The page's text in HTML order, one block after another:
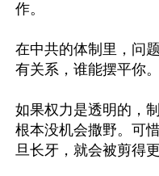
作。
在中共的体制里，问
有关系，谁能摆平你。
如果权力是透明的，
根本没机会撒野。可
旦长牙，就会被剪得更